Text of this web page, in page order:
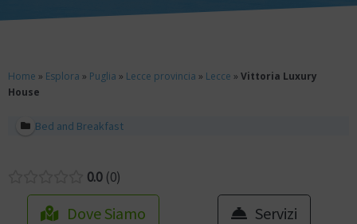
Home » Esplora » Puglia » Lecce provincia » Lecce » Vittoria Luxury
House
Bed and Breakfast
0.0 0
Dove Siamo
Servizi